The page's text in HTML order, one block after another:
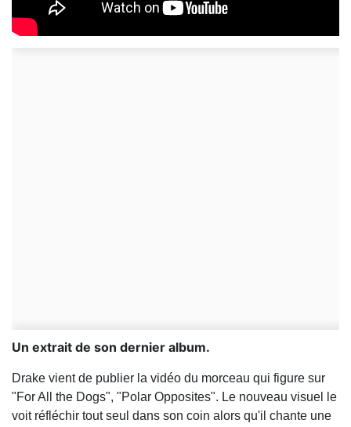
Un extrait de son dernier album.
Drake vient de publier la vidéo du morceau qui figure sur
"For All the Dogs", "Polar Opposites". Le nouveau visuel le
voit réfléchir tout seul dans son coin alors qu'il chante une